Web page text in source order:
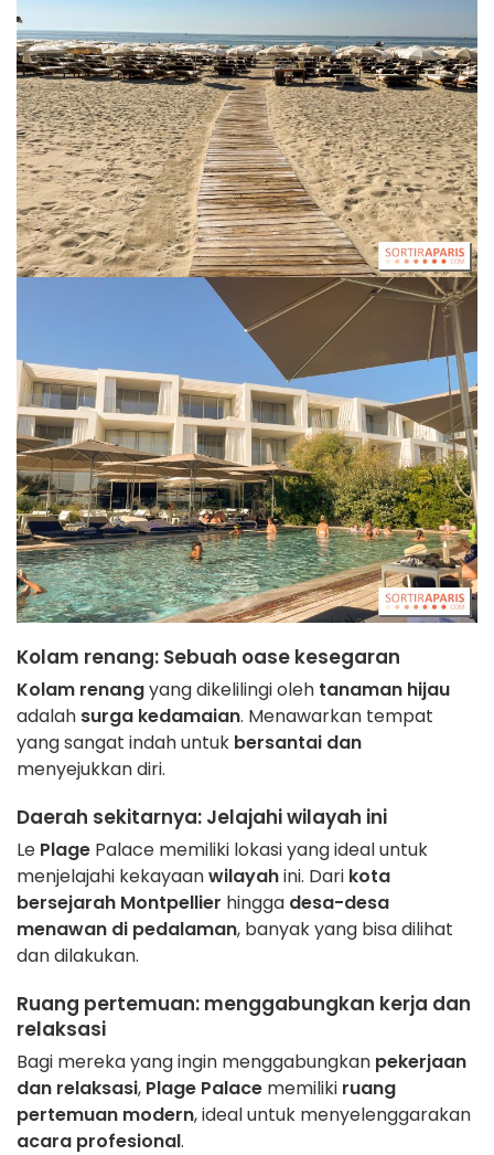
Kolam renang: Sebuah oase kesegaran
Kolam renangyang dikelilingi oleh tanaman hijau
adalah surga kedamaian. Menawarkan tempat
yang sangat indah untuk bersantai dan
menyejukkan diri.
Daerah sekitarnya: Jelajahi wilayah ini
Le Plage Palace memiliki lokasi yang ideal untuk
menjelajahi kekayaanwilayahini. Dari kota
bersejarah Montpellier hingga desa-desa
menawan di pedalaman, banyak yang bisa dilihat
dan dilakukan.
Ruang pertemuan: menggabungkan kerja dan
relaksasi
Bagi mereka yang ingin menggabungkan pekerjaan
dan relaksasi, Plage Palace memiliki ruang
pertemuan modern, ideal untuk menyelenggarakan
acara profesional.